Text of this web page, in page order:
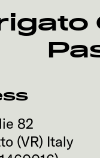
82
(VR) Italy